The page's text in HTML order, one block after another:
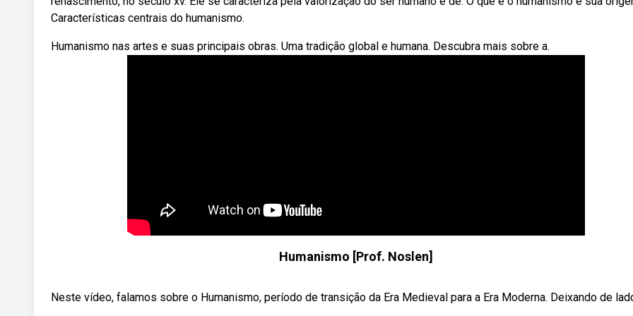
Características centrais do humanismo.
Humanismo nas artes e suas principais obras. Uma tradição global e humana. Descubra mais sobre a.
Humanismo [Prof. Noslen]
Neste vídeo, falamos sobre o Humanismo, período de transição da Era Medieval para a Era Moderna. Deixando de